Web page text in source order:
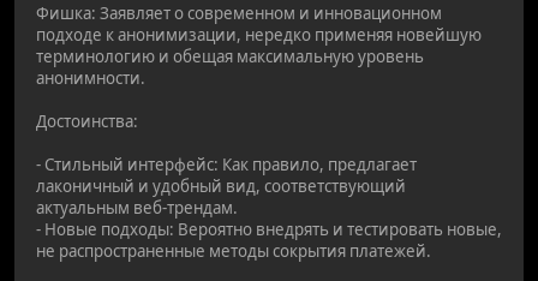
Фишка: Заявляет о современном и инновационном
подходе к анонимизации, нередко применяя новейшую
терминологию и обещая максимальную уровень
анонимности.
Достоинства:
- Стильный интерфейс: Как правило, предлагает
лаконичный и удобный вид, соответствующий
актуальным веб-трендам.
- Новые подходы: Вероятно внедрять и тестировать новые,
не распространенные методы сокрытия платежей.